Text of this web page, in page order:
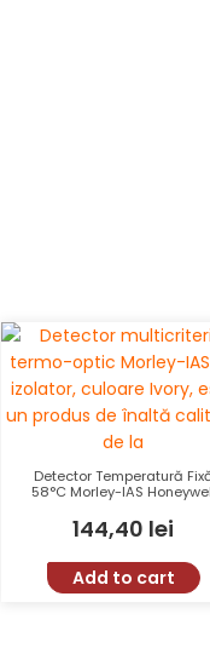
Detector Temperatură
58°C Morley-IAS
Culoare Ivory, EN54-17,
5
144,40 lei
Add to cart